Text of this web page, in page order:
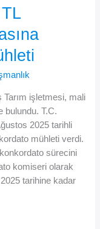
işletmesi, mali
bulundu. T.C.
2025 tarihli
mühleti verdi.
sürecini
komiseri olarak
tarihine kadar